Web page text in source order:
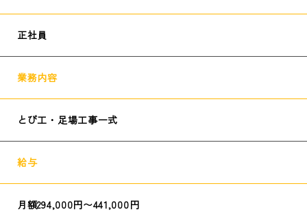
正社員
業務内容
とび工・足場工事一式
給与
月額294,000円〜441,000円